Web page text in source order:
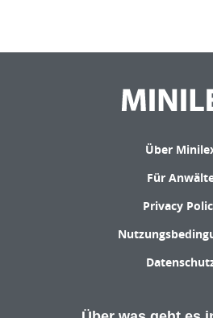
Über
Für
Privacy